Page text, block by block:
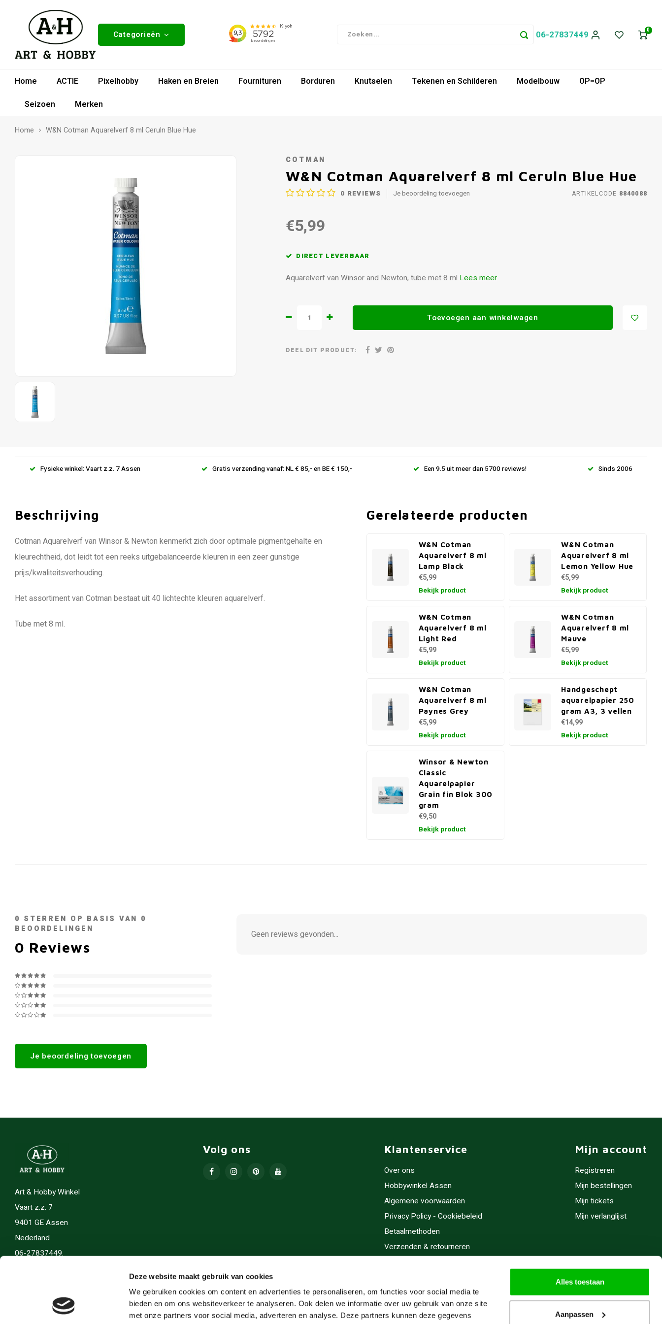
Deze website maakt gebruik van cookies
We gebruiken cookies om content en advertenties te personaliseren, om functies voor social media te
bieden en om ons websiteverkeer te analyseren. Ook delen we informatie over uw gebruik van onze site
met onze partners voor social media, adverteren en analyse. Deze partners kunnen deze gegevens
Alles toestaan
Aanpassen
Categorieën 06-27837449 0
Home ACTIE Pixelhobby Haken en Breien Fournituren Borduren Knutselen Tekenen en Schilderen Modelbouw
OP=OP
Seizoen
Merken
Home W&N Cotman Aquarelverf 8 ml Ceruln Blue Hue
COTMAN
W&N Cotman Aquarelverf 8 ml Ceruln Blue Hue
0 REVIEWS Je beoordeling toevoegen ARTIKELCODE 8840088
€5,99
DIRECT LEVERBAAR
Aquarelverf van Winsor and Newton, tube met 8 ml Lees meer
Toevoegen aan winkelwagen
DEEL DIT PRODUCT:
Fysieke winkel: Vaart z.z. 7 Assen Gratis verzending vanaf: NL € 85,- en BE € 150,- Een 9.5 uit meer dan 5700 reviews! Sinds 2006
Beschrijving
Cotman Aquarelverf van Winsor & Newton kenmerkt zich door optimale pigmentgehalte en
kleurechtheid, dot leidt tot een reeks uitgebalanceerde kleuren in een zeer gunstige
prijs/kwaliteitsverhouding.
Het assortiment van Cotman bestaat uit 40 lichtechte kleuren aquarelverf.
Tube met 8 ml.
Gerelateerde producten
W&N Cotman
Aquarelverf 8 ml
Lamp Black
€5,99
Bekijk product
W&N Cotman
Aquarelverf 8 ml
Lemon Yellow Hue
€5,99
Bekijk product
W&N Cotman
Aquarelverf 8 ml
Light Red
€5,99
Bekijk product
W&N Cotman
Aquarelverf 8 ml
Mauve
€5,99
Bekijk product
W&N Cotman
Aquarelverf 8 ml
Paynes Grey
€5,99
Bekijk product
Handgeschept
aquarelpapier 250
gram A3, 3 vellen
€14,99
Bekijk product
Winsor & Newton
Classic
Aquarelpapier
Grain fin Blok 300
gram
€9,50
Bekijk product
0 STERREN OP BASIS VAN 0
BEOORDELINGEN
0 Reviews
Je beoordeling toevoegen
Geen reviews gevonden...
Art & Hobby Winkel
Vaart z.z. 7
9401 GE Assen
Nederland
06-27837449.
Volg ons Klantenservice
Over ons
Hobbywinkel Assen
Algemene voorwaarden
Privacy Policy - Cookiebeleid
Betaalmethoden
Verzenden & retourneren
Cadeaubonnen
Inlijsten
Mijn account
Registreren
Mijn bestellingen
Mijn tickets
Mijn verlanglijst